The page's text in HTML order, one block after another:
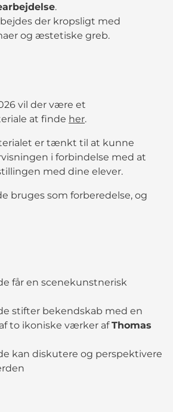
.
der kropsligt med
og æstetiske greb.
vil der være et
at finde her.
er tænkt til at kunne
i forbindelse med at
med dine elever.
bruges som forberedelse, og
får en scenekunstnerisk
stifter bekendskab med en
to ikoniske værker afThomas
kan diskutere og perspektivere